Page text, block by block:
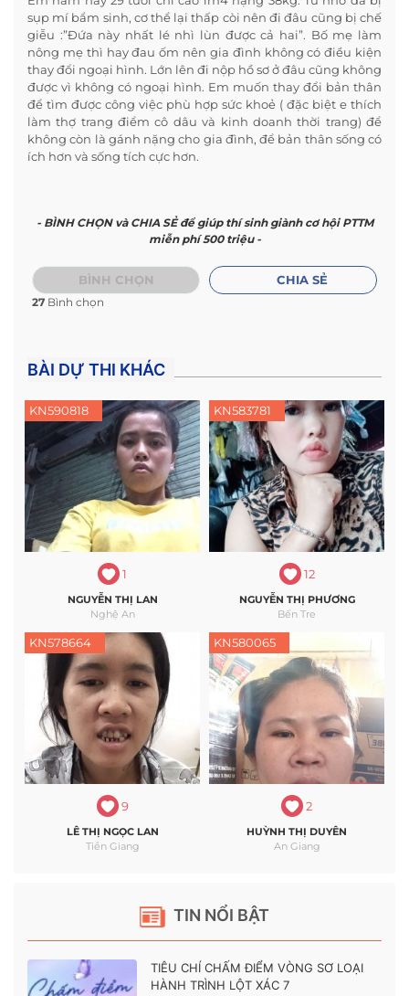
TIN NỔI BẬT
TIÊU CHÍ CHẤM ĐIỂM VÒNG SƠ LOẠI
HÀNH TRÌNH LỘT XÁC 7
sụp mí bẩm sinh, cơ thể lại thấp còi nên đi đâu cũng bị chế
giễu :”Đứa này nhất lé nhì lùn được cả hai”. Bố mẹ làm
nông mẹ thì hay đau ốm nên gia đình không có điều kiện
thay đổi ngoại hình. Lớn lên đi nộp hồ sơ ở đâu cũng không
được vì không có ngoại hình. Em muốn thay đổi bản thân
để tìm được công việc phù hợp sức khoẻ ( đặc biệt e thích
làm thợ trang điểm cô dâu và kinh doanh thời trang) để
không còn là gánh nặng cho gia đình, để bản thân sống có
ích hơn và sống tích cực hơn.
- BÌNH CHỌN và CHIA SẺ để giúp thí sinh giành cơ hội PTTM
miễn phí 500 triệu -
BÌNH CHỌN
27 Bình chọn
CHIA SẺ
BÀI DỰ THI KHÁC
KN590818
1
NGUYỄN THỊ LAN
Nghệ An
KN583781
12
NGUYỄN THỊ PHƯƠNG
Bến Tre
KN578664
9
LÊ THỊ NGỌC LAN
Tiền Giang
KN580065
2
HUỲNH THỊ DUYÊN
An Giang